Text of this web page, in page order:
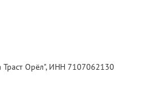
Орёл", ИНН 7107062130